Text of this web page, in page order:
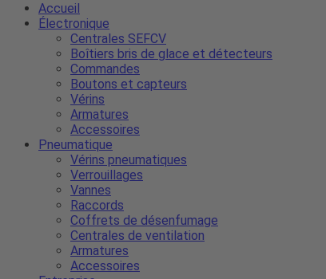
Accueil
Électronique
Centrales SEFCV
Boîtiers bris de glace et détecteurs
Commandes
Boutons et capteurs
Vérins
Armatures
Accessoires
Pneumatique
Vérins pneumatiques
Verrouillages
Vannes
Raccords
Coffrets de désenfumage
Centrales de ventilation
Armatures
Accessoires